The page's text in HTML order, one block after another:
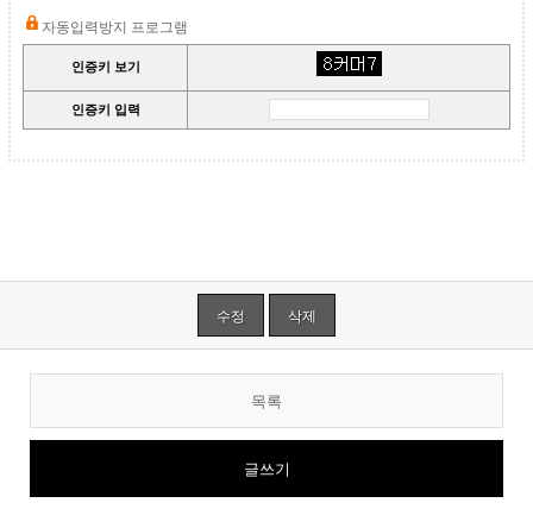
자동입력방지 프로그램
인증키 보기
인증키 입력
수정 삭제
목록
글쓰기